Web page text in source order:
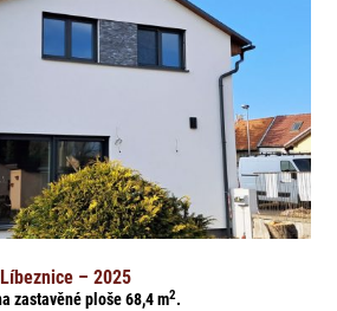
– 2025
zastavěné ploše 68,4m2.